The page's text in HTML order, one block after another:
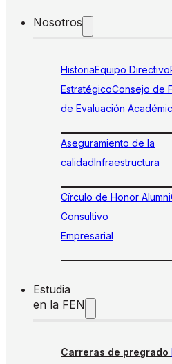
Nosotros
HistoriaEquipo Directivo
EstratégicoConsejo de
de Evaluación
Aseguramiento de la
calidadInfraestructura
Círculo de Honor Alumni
Consultivo
Empresarial
Estudia
en la FEN
Carreras de pregrado